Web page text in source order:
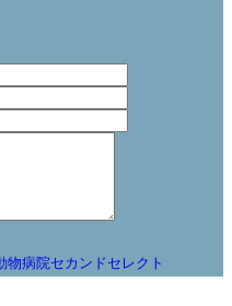
病院セカンドセレクト